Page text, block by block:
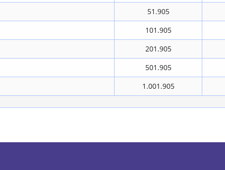
51.905
101.905
201.905
501.905
1.001.905